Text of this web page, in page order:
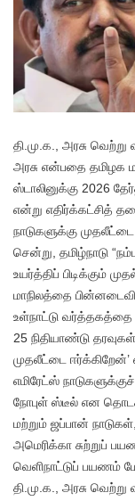
தி.மு.க., அரசு
அரசு என்பதை தமிழக
ஸ்டாலினுக்கு 2026
என்று எதிர்க்கட்சித்
நாடுகளுக்கு
சென்று, தமிழ்நாடு
உயர்த்திப் பிடிக்கும்
மாநிலத்தை
உள்நாட்டு வர்த்தகத்தை
25 நிதியாண்டு
முதலீட்டை ஈர்க்கிறேன்’
எமிரேட்ஸ்
நோபுள் ஸ்டீல் என
மற்றும் ஜப்பான்
அமெரிக்கா சுற்றுப்
வெளிநாட்டுப் பயணம்
தி.மு.க., அரசு